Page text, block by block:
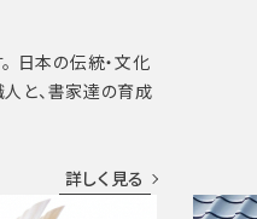
日本の伝統・文化
人と、書家達の育成
詳しく見る